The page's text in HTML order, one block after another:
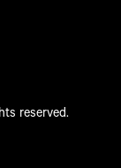
reserved.